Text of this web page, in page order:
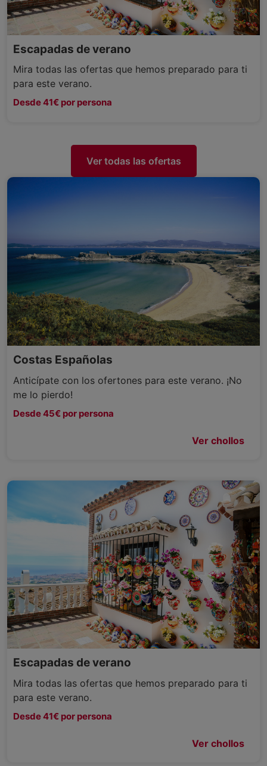
Escapadas de verano
Mira todas las ofertas que hemos preparado para ti
para este verano.
Desde 41€ por persona
Ver todas las ofertas
Costas Españolas
Anticípate con los ofertones para este verano. ¡No
me lo pierdo!
Desde 45€ por persona
Ver chollos
Escapadas de verano
Mira todas las ofertas que hemos preparado para ti
para este verano.
Desde 41€ por persona
Ver chollos